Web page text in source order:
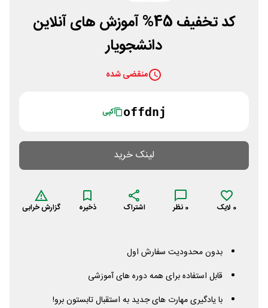
کد تخفیف 45% آموزش های آنلاین
دانشجویار
منقضی شده
offdnj کپی
لینک خرید
0 لایک 0 نظر اشتراک ذخیره گزارش خرابی
بدون محدودیت سفارش اول
قابل استفاده برای همه دوره های آموزشی
با یادگیری مهارت های جدید به استقبال تابستون برو!